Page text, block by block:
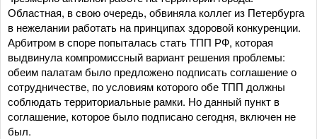
Областная, в свою очередь, обвиняла коллег из Петербурга
в нежелании работать на принципах здоровой конкуренции.
Арбитром в споре попыталась стать ТПП РФ, которая
выдвинула компромиссный вариант решения проблемы:
обеим палатам было предложено подписать соглашение о
сотрудничестве, по условиям которого обе ТПП должны
соблюдать территориальные рамки. Но данный пункт в
соглашение, которое было подписано сегодня, включен не
был.